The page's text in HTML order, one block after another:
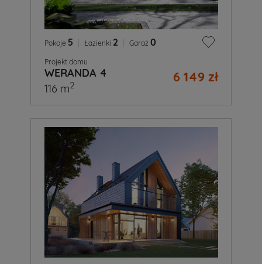
Pokoje 5 Łazienki 2 Garaż 0
Projekt domu
WERANDA 4 6 149 zł
116 m2